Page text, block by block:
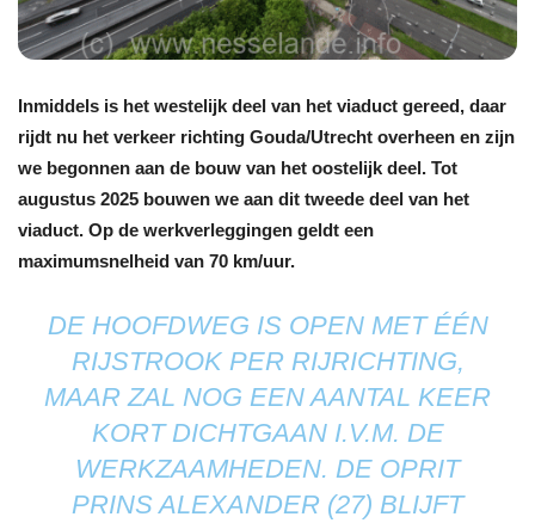
Inmiddels is het westelijk deel van het viaduct gereed, daar
rijdt nu het verkeer richting Gouda/Utrecht overheen en zijn
we begonnen aan de bouw van het oostelijk deel. Tot
augustus 2025 bouwen we aan dit tweede deel van het
viaduct. Op de werkverleggingen geldt een
maximumsnelheid van 70 km/uur.
DE HOOFDWEG IS OPEN MET ÉÉN
RIJSTROOK PER RIJRICHTING,
MAAR ZAL NOG EEN AANTAL KEER
KORT DICHTGAAN I.V.M. DE
WERKZAAMHEDEN. DE OPRIT
PRINS ALEXANDER (27) BLIJFT